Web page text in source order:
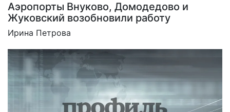
Аэропорты Внуково, Домодедово и
Жуковский возобновили работу
Ирина Петрова